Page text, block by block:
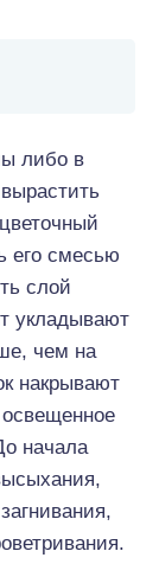
либо в
его смесью
слой
укладывают
чем на
накрывают
начала